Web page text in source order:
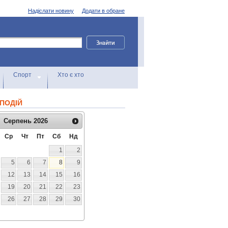
Додати в обране
Надіслати новину
Спорт Хто є хто
Серпень 2026
Ср Чт Пт Сб
Нд
1
2
5 6 7 8
9
12 13 14 15
16
19 20 21 22
23
26 27 28 29
30